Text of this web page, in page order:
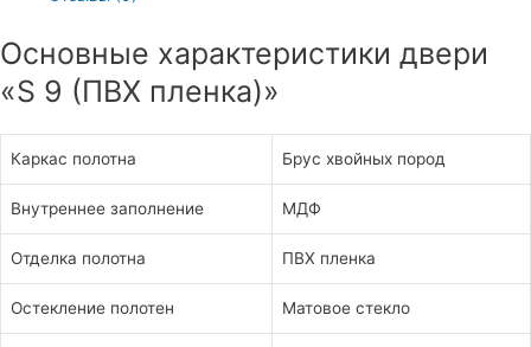
Основные характеристики двери
«S 9 (ПВХ пленка)»
Каркас полотна Брус хвойных пород
Внутреннее заполнение МДФ
Отделка полотна ПВХ пленка
Остекление полотен Матовое стекло